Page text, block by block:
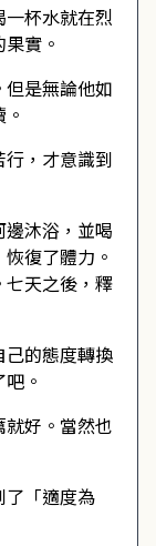
杯水就在烈
實。
是無論他如
，才意識到
沐浴，並喝
復了體力。
天之後，釋
的態度轉換
。
好。當然也
了「適度為